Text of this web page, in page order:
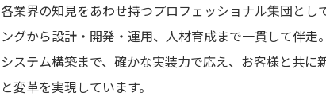
各業界の知見をあわせ持つプロフェッショナル集団とし
ングから設計・開発・運用、人材育成まで一貫して伴走
システム構築まで、確かな実装力で応え、お客様と共に
と変革を実現しています。